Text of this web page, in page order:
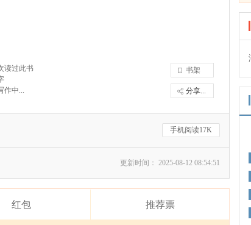
书架
分享...
读过此书
作中...
手机阅读17K
更新时间： 2025-08-12 08:54:51
红包 推荐票